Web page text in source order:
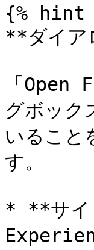
{% hint
**ダイア
「
グボック
いること
す。
* **サイ